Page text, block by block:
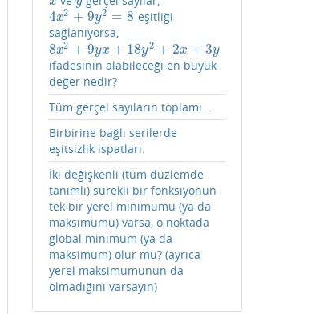
4x2 + 9y2 = 8
4x2+ 9y 2=8
eşitliği
sağlanıyorsa,
8x2 + 9yx + 18y2 + 2x + 3y
8x2+ 9y x+18 y2+2x+3y
ifadesinin alabileceği en büyük
değer nedir?
Tüm gerçel sayıların toplamı...
Birbirine bağlı serilerde
eşitsizlik ispatları.
İki değişkenli (tüm düzlemde
tanımlı) sürekli bir fonksiyonun
tek bir yerel minimumu (ya da
maksimumu) varsa, o noktada
global minimum (ya da
maksimum) olur mu? (ayrıca
yerel maksimumunun da
olmadığını varsayın)